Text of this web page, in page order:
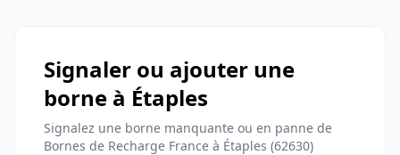
Signaler ou ajouter une
borne à Étaples
Signalez une borne manquante ou en panne de
Bornes de Recharge France à Étaples (62630)